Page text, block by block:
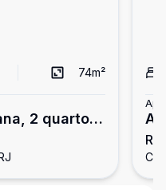
74m²
2 quartos,
1